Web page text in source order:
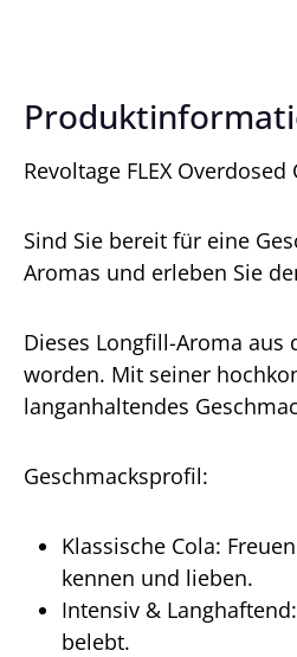
Revoltage FLEX
Sind Sie bereit für eine
Aromas und erleben Sie
Dieses Longfill-Aroma aus
worden. Mit seiner
langanhaltendes
Geschmacksprofil:
Klassische Cola:
kennen und lieben.
Intensiv &
belebt.